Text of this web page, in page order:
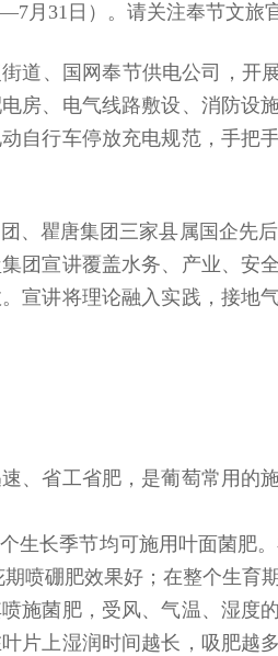
月31日）。请关注奉节文旅
道、国网奉节供电公司，开
房、电气线路敷设、消防设
自行车停放充电规范，手把
、瞿唐集团三家县属国企先
团宣讲覆盖水务、产业、安
宣讲将理论融入实践，接地
、省工省肥，是葡萄常用的
生长季节均可施用叶面菌肥
喷硼肥效果好；在整个生育
施菌肥，受风、气温、湿度
片上湿润时间越长，吸肥越